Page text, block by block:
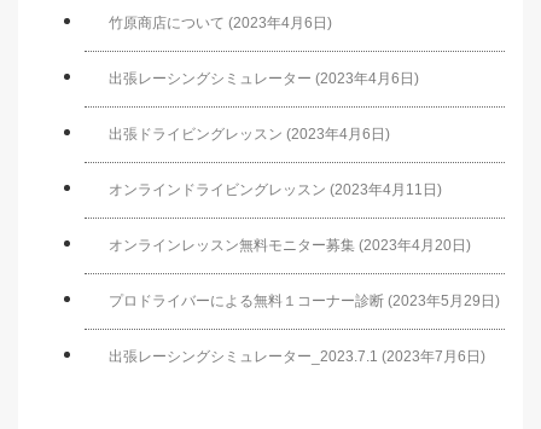
竹原商店について (2023年4月6日)
出張レーシングシミュレーター (2023年4月6日)
出張ドライビングレッスン (2023年4月6日)
オンラインドライビングレッスン (2023年4月11日)
オンラインレッスン無料モニター募集 (2023年4月20日)
プロドライバーによる無料１コーナー診断 (2023年5月29日)
出張レーシングシミュレーター_2023.7.1 (2023年7月6日)